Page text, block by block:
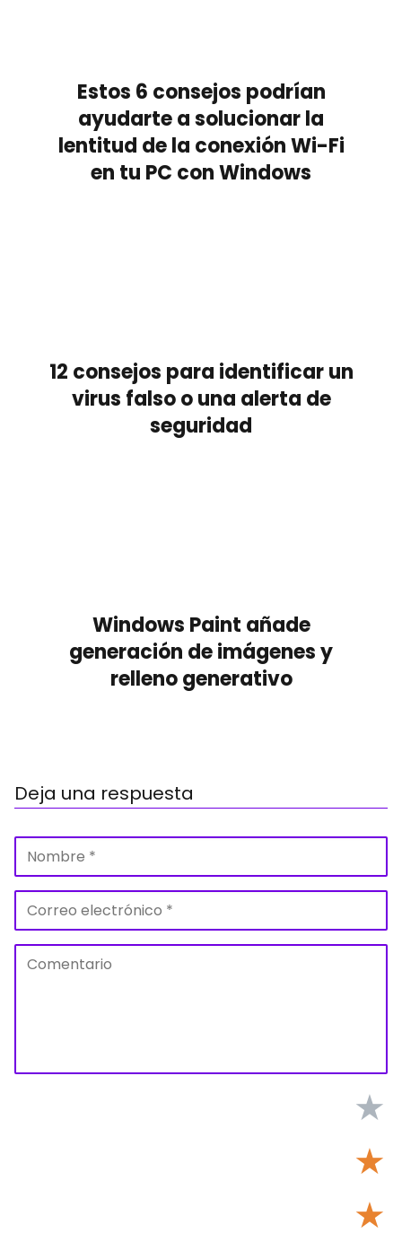
Estos 6 consejos podrían
ayudarte a solucionar la
lentitud de la conexión Wi-Fi
en tu PC con Windows
12 consejos para identificar un
virus falso o una alerta de
seguridad
Windows Paint añade
generación de imágenes y
relleno generativo
Deja una respuesta
★
★
★